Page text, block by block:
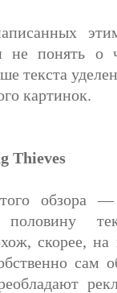
не понять о
текста
картинок.
Thieves
обзора —
половину
скорее, на
сам